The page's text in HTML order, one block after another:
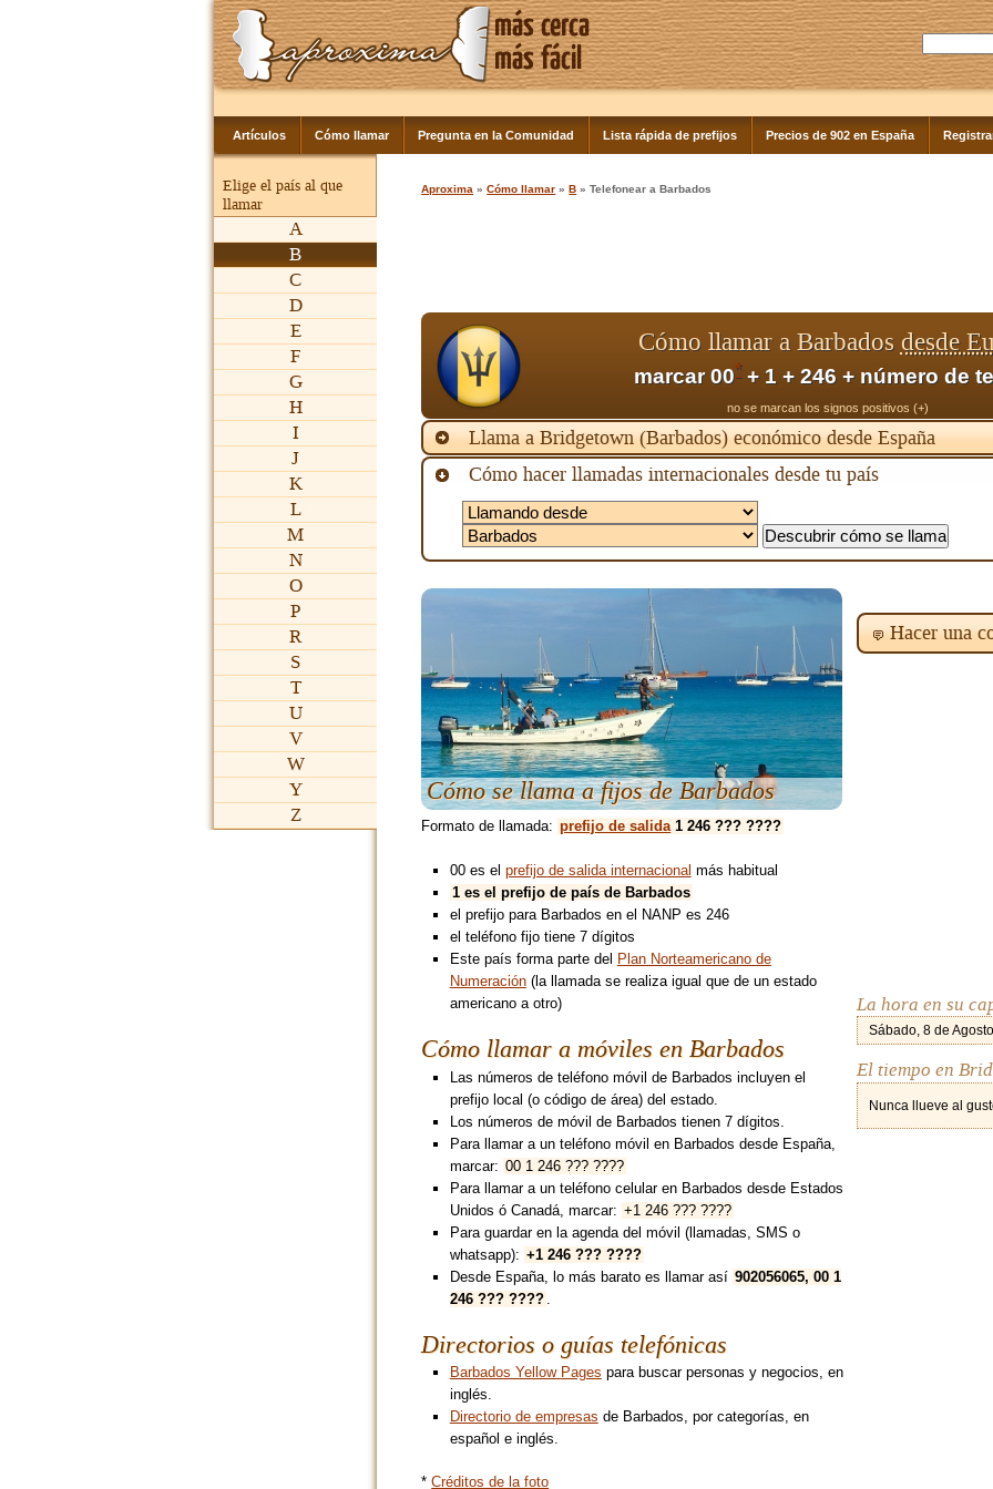
Artículos Cómo llamar Pregunta en la Comunidad Lista rápida de prefijos Precios de 902 en España
Elige el país al que
llamar
A
B
C
D
E
F
G
H
I
J
K
L
M
N
O
P
R
S
T
U
V
W
Y
Z
Aproxima »Cómo llamar »B » Telefonear a Barbados
Cómo llamar a Barbados desde
marcar 00*+ 1 + 246 + número de
no se marcan los signos positivos (+)
Llama a Bridgetown (Barbados) económico desde España
Cómo hacer llamadas internacionales desde tu país
Hacer una
La hora en su
Sábado, 8 de
El tiempo en
Nunca llueve al
Cómo se llama a fijos de Barbados
Formato de llamada: prefijo de salida1 246 ??? ????
00 es el prefijo de salida internacional más habitual
1 es el prefijo de país de Barbados
el prefijo para Barbados en el NANP es 246
el teléfono fijo tiene 7 dígitos
Este país forma parte del Plan Norteamericano de
Numeración(la llamada se realiza igual que de un estado
americano a otro)
Cómo llamar a móviles en Barbados
Las números de teléfono móvil de Barbados incluyen el
prefijo local (o código de área) del estado.
Los números de móvil de Barbados tienen 7 dígitos.
Para llamar a un teléfono móvil en Barbados desde España,
marcar: 00 1 246 ??? ????
Para llamar a un teléfono celular en Barbados desde Estados
Unidos ó Canadá, marcar: +1 246 ??? ????
Para guardar en la agenda del móvil (llamadas, SMS o
whatsapp): +1 246 ??? ????
Desde España, lo más barato es llamar así 902056065, 00 1
246 ??? ????
Directorios o guías telefónicas
Barbados Yellow Pages para buscar personas y negocios, en
inglés.
Directorio de empresas de Barbados, por categorías, en
español e inglés.
*Créditos de la foto